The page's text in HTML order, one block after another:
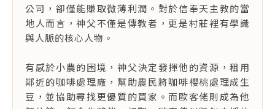
公司，卻僅能賺取微薄利潤。對於信奉天主教的當
地人而言，神父不僅是傳教者，更是村莊裡有學識
與人脈的核心人物。
有感於小農的困境，神父決定發揮他的資源，租用
鄰近的咖啡處理廠，幫助農民將咖啡櫻桃處理成生
豆，並協助尋找更優質的買家。而歐客佬則成為他